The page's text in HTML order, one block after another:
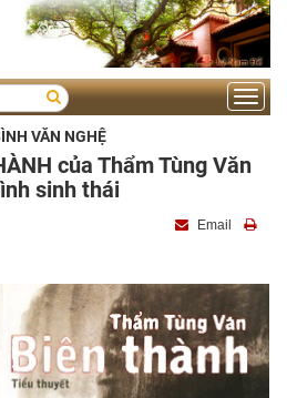
Toggle
VĂN NGHỆ
của Thẩm Tùng Văn
sinh thái
Email